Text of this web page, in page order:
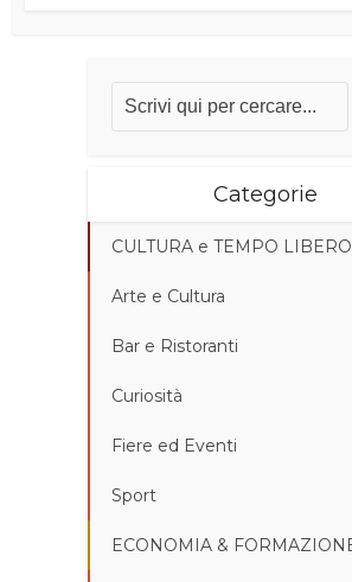
Categorie
CULTURA e TEMPO LIBERO
Arte e Cultura
Bar e Ristoranti
Curiosità
Fiere ed Eventi
Sport
ECONOMIA &